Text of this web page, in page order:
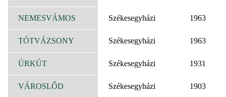
NEMESVÁMOS Székesegyházi 1963
TÓTVÁZSONY Székesegyházi 1963
ÚRKÚT Székesegyházi 1931
VÁROSLŐD Székesegyházi 1903